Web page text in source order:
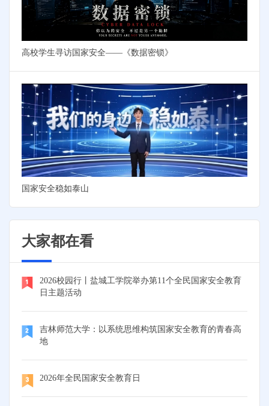
高校学生寻访国家安全——《数据密锁》
国家安全稳如泰山
大家都在看
2026校园行丨盐城工学院举办第11个全民国家安全教育
日主题活动
吉林师范大学：以系统思维构筑国家安全教育的青春高
地
2026年全民国家安全教育日